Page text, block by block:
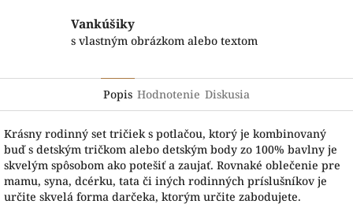
Vankúšiky
s vlastným obrázkom alebo textom
Popis Hodnotenie Diskusia
Krásny rodinný set tričiek s potlačou, ktorý je kombinovaný
buď s detským tričkom alebo detským body zo 100% bavlny je
skvelým spôsobom ako potešiť a zaujať. Rovnaké oblečenie pre
mamu, syna, dcérku, tata či iných rodinných príslušníkov je
určite skvelá forma darčeka, ktorým určite zabodujete.